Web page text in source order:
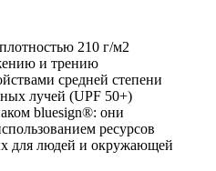
210 г/м2
и трению
средней степени
лучей (UPF 50+)
bluesign®: они
ресурсов
для людей и окружающей